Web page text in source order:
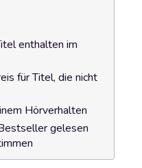
enthalten im
für Titel, die nicht
Hörverhalten
gelesen